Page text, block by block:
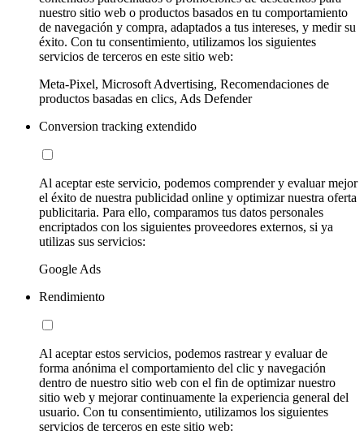
nuestro sitio web o productos basados en tu comportamiento
de navegación y compra, adaptados a tus intereses, y medir su
éxito. Con tu consentimiento, utilizamos los siguientes
servicios de terceros en este sitio web:
Meta-Pixel, Microsoft Advertising, Recomendaciones de
productos basadas en clics, Ads Defender
Conversion tracking extendido
Al aceptar este servicio, podemos comprender y evaluar mejor
el éxito de nuestra publicidad online y optimizar nuestra oferta
publicitaria. Para ello, comparamos tus datos personales
encriptados con los siguientes proveedores externos, si ya
utilizas sus servicios:
Google Ads
Rendimiento
Al aceptar estos servicios, podemos rastrear y evaluar de
forma anónima el comportamiento del clic y navegación
dentro de nuestro sitio web con el fin de optimizar nuestro
sitio web y mejorar continuamente la experiencia general del
usuario. Con tu consentimiento, utilizamos los siguientes
servicios de terceros en este sitio web: